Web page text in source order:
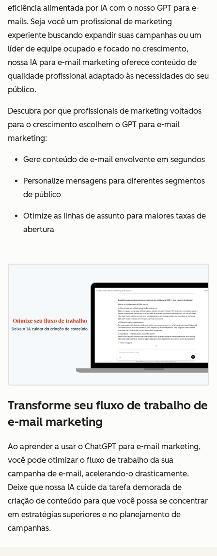
eficiência alimentada por IA com o nosso GPT para e-
mails. Seja você um profissional de marketing
experiente buscando expandir suas campanhas ou um
líder de equipe ocupado e focado no crescimento,
nossa IA para e-mail marketing oferece conteúdo de
qualidade profissional adaptado às necessidades do seu
público.
Descubra por que profissionais de marketing voltados
para o crescimento escolhem o GPT para e-mail
marketing:
Gere conteúdo de e-mail envolvente em segundos
Personalize mensagens para diferentes segmentos
de público
Otimize as linhas de assunto para maiores taxas de
abertura
Transforme seu fluxo de trabalho de
e-mail marketing
Ao aprender a usar o ChatGPT para e-mail marketing,
você pode otimizar o fluxo de trabalho da sua
campanha de e-mail, acelerando-o drasticamente.
Deixe que nossa IA cuide da tarefa demorada de
criação de conteúdo para que você possa se concentrar
em estratégias superiores e no planejamento de
campanhas.